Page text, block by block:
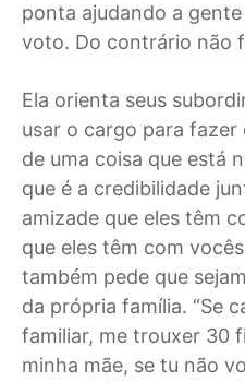
ponta ajudando a
voto. Do contrário não
Ela orienta seus
usar o cargo para fazer
de uma coisa que está
que é a credibilidade
amizade que eles têm
que eles têm com
também pede que
da própria família. “Se
familiar, me trouxer 30
minha mãe, se tu não